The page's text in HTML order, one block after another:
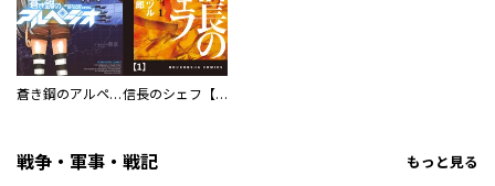
蒼き鋼のアルペジオ 信長のシェフ【単話版】
戦争・軍事・戦記 もっと見る